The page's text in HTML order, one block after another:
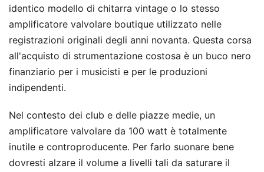
identico modello di chitarra vintage o lo stesso
amplificatore valvolare boutique utilizzato nelle
registrazioni originali degli anni novanta. Questa corsa
all'acquisto di strumentazione costosa è un buco nero
finanziario per i musicisti e per le produzioni
indipendenti.
Nel contesto dei club e delle piazze medie, un
amplificatore valvolare da 100 watt è totalmente
inutile e controproducente. Per farlo suonare bene
dovresti alzare il volume a livelli tali da saturare il